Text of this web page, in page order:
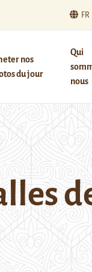
FR
nos
du jour
Qui
nous